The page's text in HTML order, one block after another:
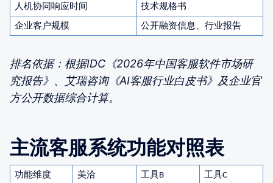
人机协同响应时间
技术规格书
企业客户规模
公开融资信息、行业报告
排名依据：根据IDC《2026年中国客服软件市场研
究报告》、艾瑞咨询《AI客服行业白皮书》及企业官
方公开数据综合计算。
主流客服系统功能对照表
功能维度 美洽 工具B 工具C